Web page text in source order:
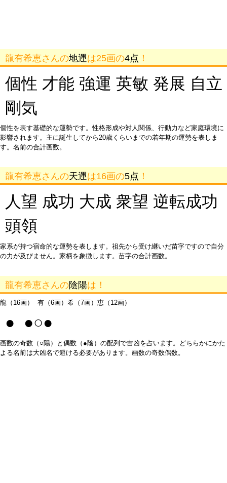
龍有希恵さんの地運は25画の4点 ！
個性 才能 強運 英敏 発展 自立
剛気
個性を表す基礎的な運勢です。性格形成や対人関係、行動力など家庭環境に
影響されます。主に誕生してから20歳くらいまでの若年期の運勢を表しま
す。名前の合計画数。
龍有希恵さんの天運は16画の5点 ！
人望 成功 大成 衆望 逆転成功
頭領
家系が持つ宿命的な運勢を表します。祖先から受け継いだ苗字ですので自分
の力が及びません。家柄を象徴します。苗字の合計画数。
龍有希恵さんの陰陽は！
龍（16画） 有（6画）希（7画）恵（12画）
● ●○●
画数の奇数（○陽）と偶数（●陰）の配列で吉凶を占います。どちらかにかた
よる名前は大凶名で避ける必要があります。画数の奇数偶数。